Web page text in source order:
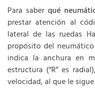
Para saberqué
prestar atención al
lateral de las ruedas
propósito del neumático
indica la anchura en
estructura (“R” es
velocidad, al que le